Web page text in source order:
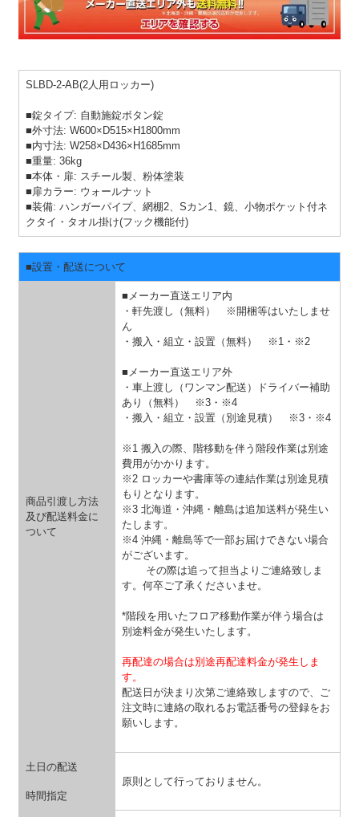
SLBD-2-AB(2人用ロッカー)
■錠タイプ: 自動施錠ボタン錠
■外寸法: W600×D515×H1800mm
■内寸法: W258×D436×H1685mm
■重量: 36kg
■本体・扉: スチール製、粉体塗装
■扉カラー: ウォールナット
■装備: ハンガーパイプ、網棚2、Sカン1、鏡、小物ポケット付ネ
クタイ・タオル掛け(フック機能付)
■設置・配送について
商品引渡し方法
及び配送料金に
ついて
■メーカー直送エリア内
・軒先渡し（無料） ※開梱等はいたしませ
ん
・搬入・組立・設置（無料）
※1・※2
■メーカー直送エリア外
・車上渡し（ワンマン配送）ドライバー補助
あり（無料）
※3・※4
・搬入・組立・設置（別途見積）
※3・※4
※1 搬入の際、階移動を伴う階段作業は別途
費用がかかります。
※2 ロッカーや書庫等の連結作業は別途見積
もりとなります。
※3 北海道・沖縄・離島は追加送料が発生い
たします。
※4 沖縄・離島等で一部お届けできない場合
がございます。
その際は追って担当よりご連絡致しま
す。何卒ご了承くださいませ。
*階段を用いたフロア移動作業が伴う場合は
別途料金が発生いたします。
再配達の場合は別途再配達料金が発生しま
す。
配送日が決まり次第ご連絡致しますので、ご
注文時に連絡の取れるお電話番号の登録をお
願いします。
土日の配送
原則として行っておりません。
時間指定